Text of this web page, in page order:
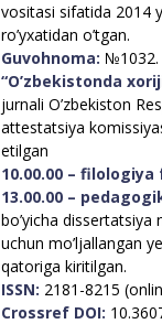
vositasi sifatida 2014
ro’yxatidan o’tgan.
Guvohnoma: №1032.
“O’zbekistonda
jurnali O’zbekiston
attestatsiya
etilgan
10.00.00 –
13.00.00 –
bo’yicha
uchun mo’ljallangan
qatoriga kiritilgan.
ISSN: 2181-8215
Crossref DOI: